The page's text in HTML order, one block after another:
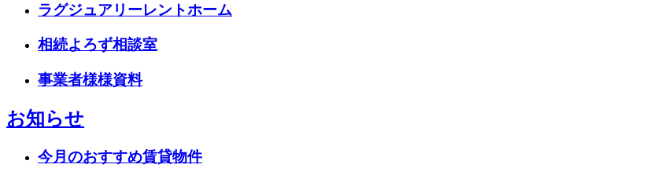
ラグジュアリーレントホーム
相続よろず相談室
事業者様様資料
お知らせ
今月のおすすめ賃貸物件